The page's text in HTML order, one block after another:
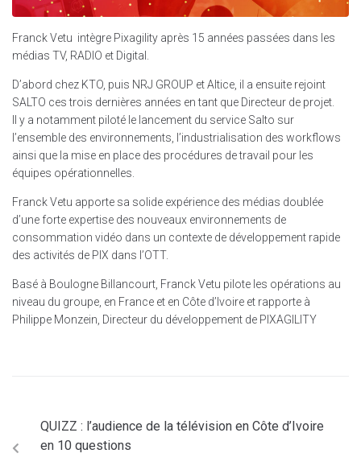
Franck Vetu intègre Pixagility après 15 années passées dans les
médias TV, RADIO et Digital.
D’abord chez KTO, puis NRJ GROUP et Altice, il a ensuite rejoint
SALTO ces trois dernières années en tant que Directeur de projet.
Il y a notamment piloté le lancement du service Salto sur
l’ensemble des environnements, l’industrialisation des workflows
ainsi que la mise en place des procédures de travail pour les
équipes opérationnelles.
Franck Vetu apporte sa solide expérience des médias doublée
d’une forte expertise des nouveaux environnements de
consommation vidéo dans un contexte de développement rapide
des activités de PIX dans l’OTT.
Basé à Boulogne Billancourt, Franck Vetu pilote les opérations au
niveau du groupe, en France et en Côte d’Ivoire et rapporte à
Philippe Monzein, Directeur du développement de PIXAGILITY
QUIZZ : l’audience de la télévision en Côte d’Ivoire
en 10 questions